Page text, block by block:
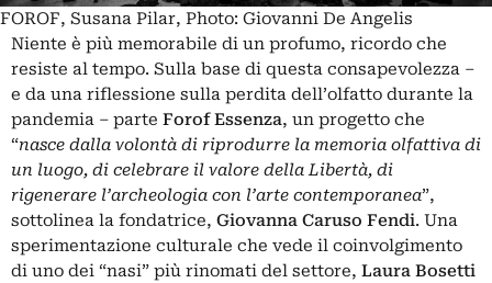
FOROF, Susana Pilar, Photo: Giovanni De Angelis
Niente è più memorabile di un profumo, ricordo che
resiste al tempo. Sulla base di questa consapevolezza –
e da una riflessione sulla perdita dell’olfatto durante la
pandemia – parte Forof Essenza, un progetto che
“nasce dalla volontà di riprodurre la memoria olfattiva di
un luogo, di celebrare il valore della Libertà, di
rigenerare l’archeologia con l’arte contemporanea”,
sottolinea la fondatrice, Giovanna Caruso Fendi. Una
sperimentazione culturale che vede il coinvolgimento
di uno dei “nasi” più rinomati del settore, Laura Bosetti